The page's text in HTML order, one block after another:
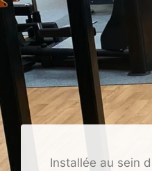
Installée au sein